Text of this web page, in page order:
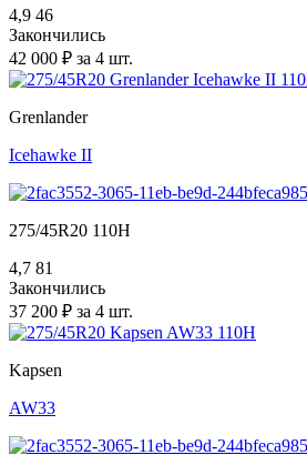
4,9 46
Закончились
42 000 ₽ за 4 шт.
Grenlander
Icehawke II
275/45R20 110H
4,7 81
Закончились
37 200 ₽ за 4 шт.
Kapsen
AW33